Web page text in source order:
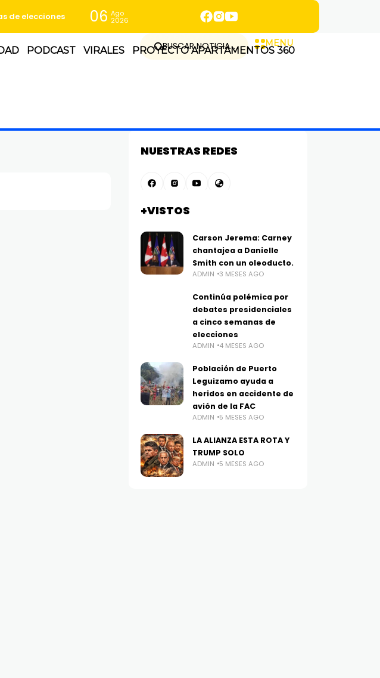
de elecciones 06 Ago
2026
PODCAST VIRALES PROYECTO APARTAMENTOS 360
BUSCAR NOTICIA... MENU
NUESTRAS REDES
+VISTOS
Carson Jerema: Carney
chantajea a Danielle
Smith con un oleoducto.
ADMIN 3 MESES AGO
Continúa polémica por
debates presidenciales
a cinco semanas de
elecciones
ADMIN 4 MESES AGO
Población de Puerto
Leguizamo ayuda a
heridos en accidente de
avión de la FAC
ADMIN 5 MESES AGO
LA ALIANZA ESTA ROTA Y
TRUMP SOLO
ADMIN 5 MESES AGO